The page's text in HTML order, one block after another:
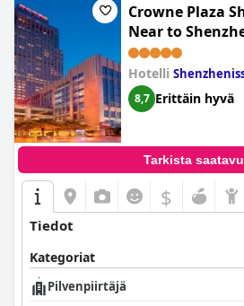
Crowne Plaza
Near to
Shenzhen Stock
Shenzhen Civic
Heated Pool
Hotelli
8,7 Erittäin hyvä
Tarkista
$
Tiedot
Kategoriat
Pilvenpiirtäjä